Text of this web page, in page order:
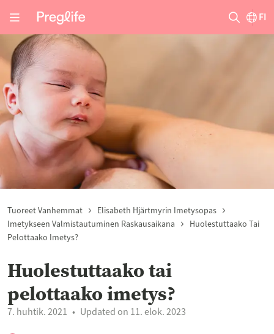
FI
Tuoreet Vanhemmat
Elisabeth Hjärtmyrin Imetysopas
Imetykseen Valmistautuminen Raskausaikana
Huolestuttaako Tai
Pelottaako Imetys?
Huolestuttaako tai
pelottaako imetys?
7. huhtik. 2021 Updated on 11. elok. 2023